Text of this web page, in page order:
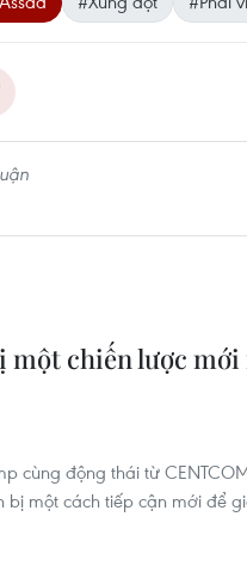
một chiến lược
cùng động thái từ
bị một cách tiếp cận mới để